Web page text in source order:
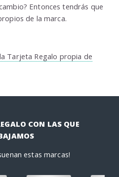
Entonces tendrás que
de la marca.
Tarjeta Regalo propia de
CON LAS QUE
estas marcas!